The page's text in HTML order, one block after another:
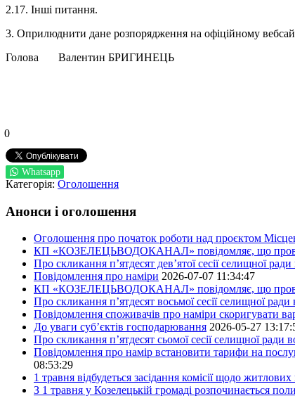
2.17. Інші питання.
3. Оприлюднити дане розпорядження на офіційному
Голова Валентин БРИГИНЕЦЬ
0
Whatsapp
Категорія: Оголошення
Анонси і оголошення
Оголошення про початок роботи над проєктом
КП «КОЗЕЛЕЦЬВОДОКАНАЛ» повідомляє, що
Про скликання п’ятдесят дев’ятої сесії селищної
Повідомлення про наміри 2026-07-07 11:34:47
КП «КОЗЕЛЕЦЬВОДОКАНАЛ» повідомляє, що
Про скликання п’ятдесят восьмої сесії селищної
Повідомлення споживачів про наміри скоригувати
До уваги суб’єктів господарювання 2026-05-27
Про скликання п’ятдесят сьомої сесії селищної ради
Повідомлення про намір встановити тарифи на
08:53:29
1 травня відбудеться засідання комісії щодо
З 1 травня у Козелецькій громаді розпочинається